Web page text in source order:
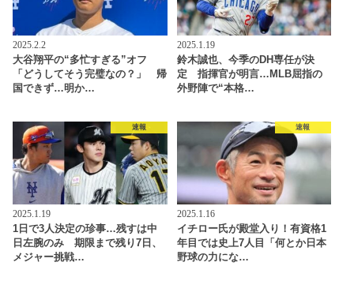
2025.2.2
大谷翔平の“多忙すぎる”オフ
「どうしてそう完璧なの？」 帰
国できず…明か…
2025.1.19
鈴木誠也、今季のDH専任が決
定 指揮官が明言…MLB屈指の
外野陣で“本格…
速報
2025.1.19
1日で3人決定の珍事…残すは中
日左腕のみ 期限まで残り7日、
メジャー挑戦…
速報
2025.1.16
イチロー氏が殿堂入り！有資格1
年目では史上7人目「何とか日本
野球の力にな…